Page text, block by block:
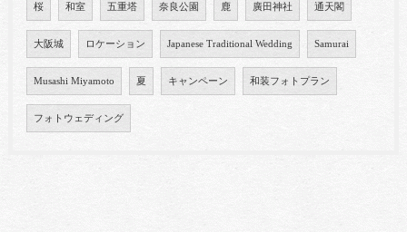
桜 和室 五重塔 奈良公園 鹿 廣田神社 通天閣
大阪城 ロケーション Japanese Traditional Wedding Samurai
Musashi Miyamoto 夏 キャンペーン 和装フォトプラン
フォトウェディング